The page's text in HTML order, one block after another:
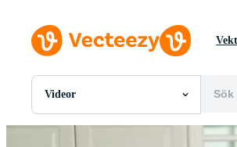
Videor
Alla Bilder